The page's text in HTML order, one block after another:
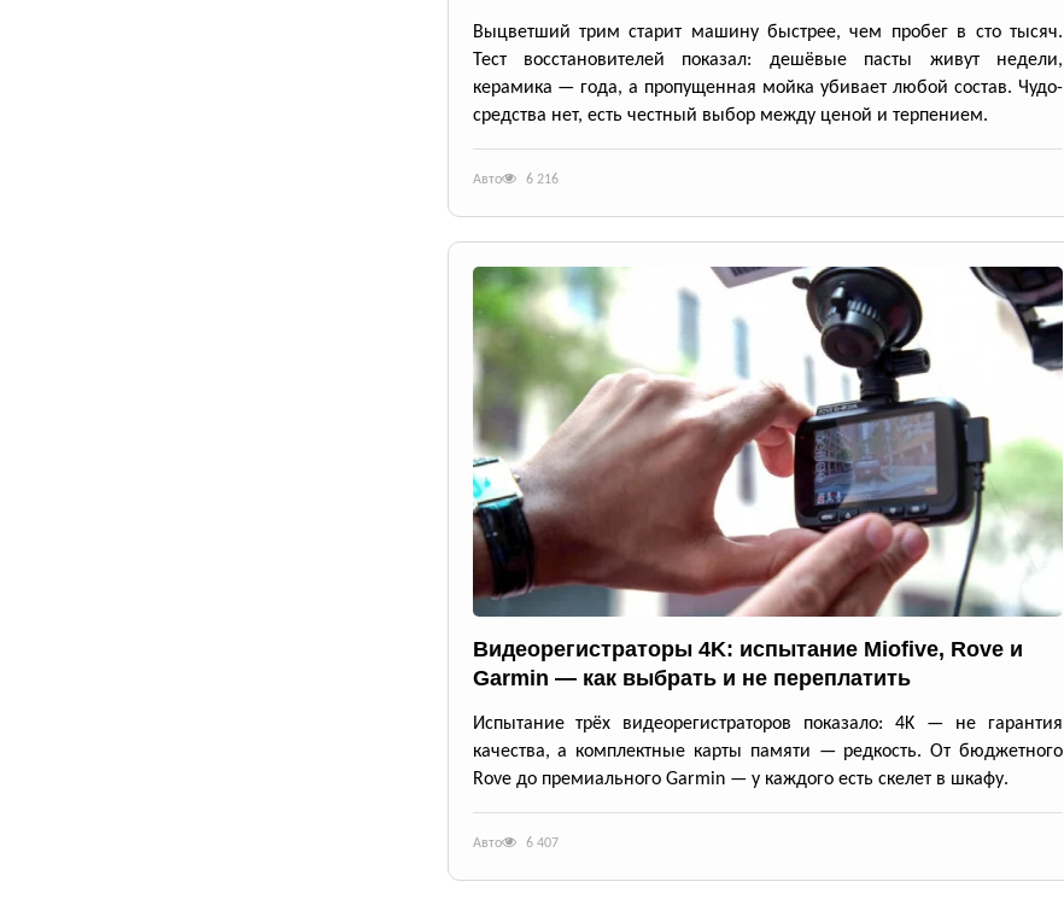
Выцветший трим старит машину быстрее, чем пробег в сто тысяч.
Тест восстановителей показал: дешёвые пасты живут недели,
керамика — года, а пропущенная мойка убивает любой состав. Чудо-
средства нет, есть честный выбор между ценой и терпением.
Авто 6 216
Видеорегистраторы 4K: испытание Miofive, Rove и
Garmin — как выбрать и не переплатить
Испытание трёх видеорегистраторов показало: 4K — не гарантия
качества, а комплектные карты памяти — редкость. От бюджетного
Rove до премиального Garmin — у каждого есть скелет в шкафу.
Авто 6 407